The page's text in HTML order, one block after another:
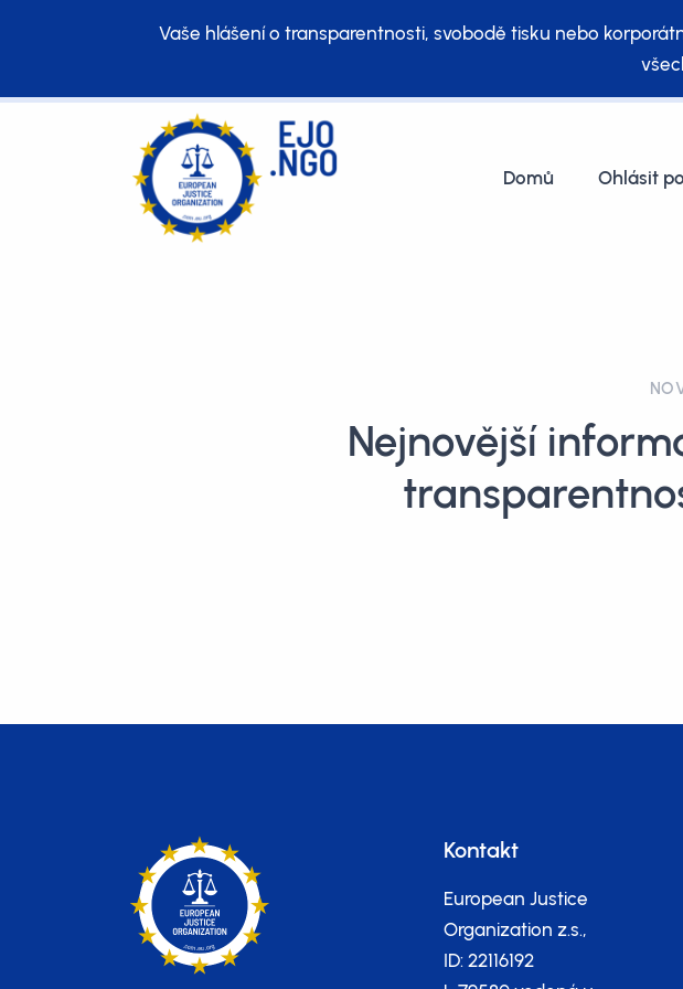
Vaše hlášení o transparentnosti, svobodě tisku nebo
Domů Ohlásit
Nejnovější
Kontakt
European Justice
Organization z.s.,
ID: 22116192